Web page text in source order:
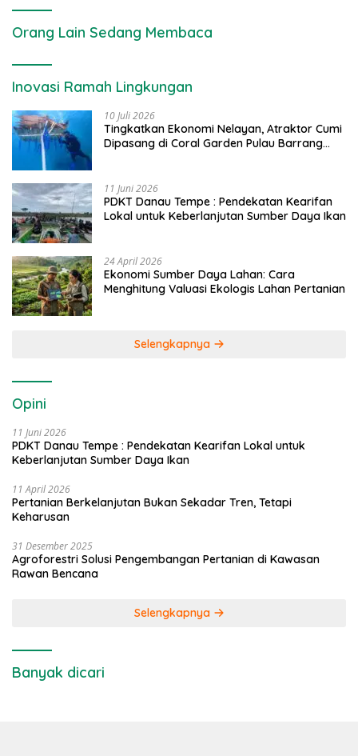
Orang Lain Sedang Membaca
Inovasi Ramah Lingkungan
10 Juli 2026
Tingkatkan Ekonomi Nelayan, Atraktor Cumi
Dipasang di Coral Garden Pulau Barrang
11 Juni 2026
PDKT Danau Tempe : Pendekatan Kearifan
Lokal untuk Keberlanjutan Sumber Daya Ikan
24 April 2026
Ekonomi Sumber Daya Lahan: Cara
Menghitung Valuasi Ekologis Lahan Pertanian
Selengkapnya
Opini
11 Juni 2026
PDKT Danau Tempe : Pendekatan Kearifan Lokal untuk
Keberlanjutan Sumber Daya Ikan
11 April 2026
Pertanian Berkelanjutan Bukan Sekadar Tren, Tetapi
Keharusan
31 Desember 2025
Agroforestri Solusi Pengembangan Pertanian di Kawasan
Rawan Bencana
Selengkapnya
Banyak dicari